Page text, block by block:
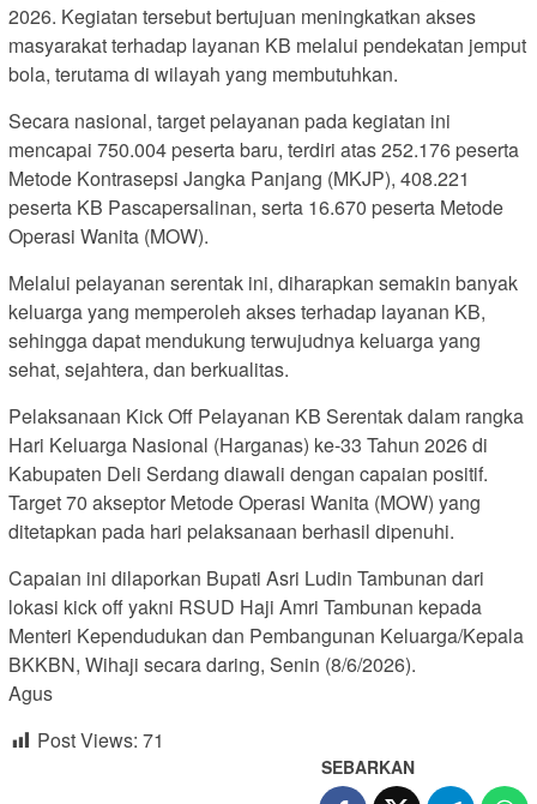
2026. Kegiatan tersebut bertujuan meningkatkan akses
masyarakat terhadap layanan KB melalui pendekatan jemput
bola, terutama di wilayah yang membutuhkan.
Secara nasional, target pelayanan pada kegiatan ini
mencapai 750.004 peserta baru, terdiri atas 252.176 peserta
Metode Kontrasepsi Jangka Panjang (MKJP), 408.221
peserta KB Pascapersalinan, serta 16.670 peserta Metode
Operasi Wanita (MOW).
Melalui pelayanan serentak ini, diharapkan semakin banyak
keluarga yang memperoleh akses terhadap layanan KB,
sehingga dapat mendukung terwujudnya keluarga yang
sehat, sejahtera, dan berkualitas.
Pelaksanaan Kick Off Pelayanan KB Serentak dalam rangka
Hari Keluarga Nasional (Harganas) ke-33 Tahun 2026 di
Kabupaten Deli Serdang diawali dengan capaian positif.
Target 70 akseptor Metode Operasi Wanita (MOW) yang
ditetapkan pada hari pelaksanaan berhasil dipenuhi.
Capaian ini dilaporkan Bupati Asri Ludin Tambunan dari
lokasi kick off yakni RSUD Haji Amri Tambunan kepada
Menteri Kependudukan dan Pembangunan Keluarga/Kepala
BKKBN, Wihaji secara daring, Senin (8/6/2026).
Agus
Post Views: 71
SEBARKAN